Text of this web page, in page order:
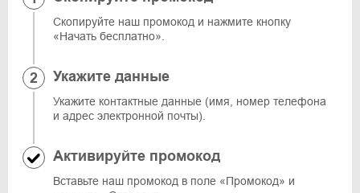
Скопируйте наш промокод и нажмите кнопку
«Начать бесплатно».
Укажите данные
Укажите контактные данные (имя, номер телефона
и адрес электронной почты).
Активируйте промокод
Вставьте наш промокод в поле «Промокод» и